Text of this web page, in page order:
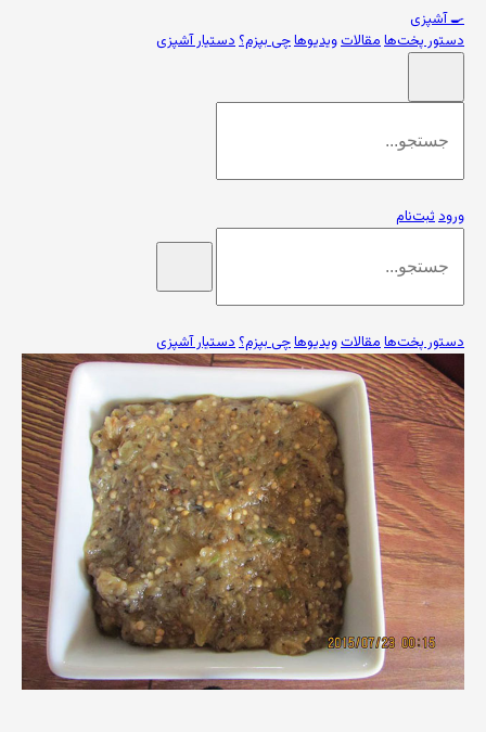
🍳آشپزی
دستور پخت‌هامقالاتویدیوهاچی بپزم؟دستیار آشپزی
ورودثبت‌نام
دستور پخت‌هامقالاتویدیوهاچی بپزم؟دستیار آشپزی